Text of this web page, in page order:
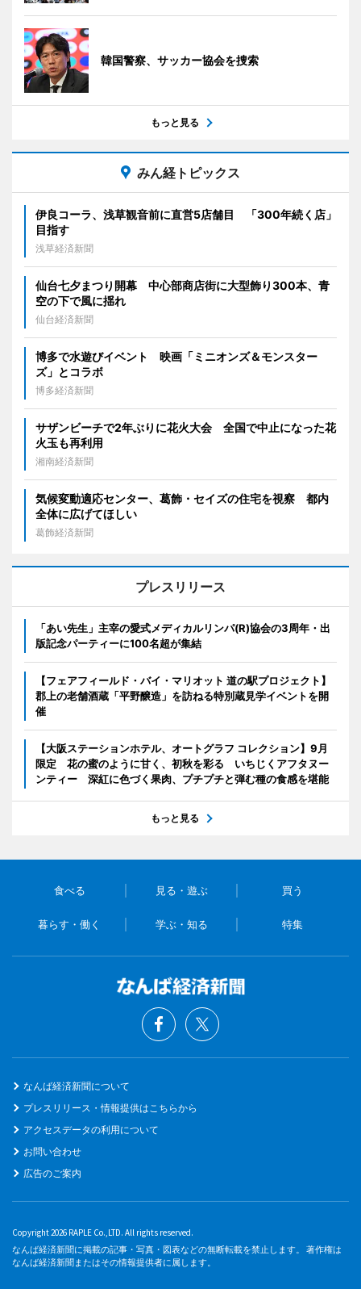
韓国警察、サッカー協会を捜索
もっと見る
みん経トピックス
伊良コーラ、浅草観音前に直営5店舗目 「300年続く店」
目指す
浅草経済新聞
仙台七夕まつり開幕 中心部商店街に大型飾り300本、青
空の下で風に揺れ
仙台経済新聞
博多で水遊びイベント 映画「ミニオンズ＆モンスター
ズ」とコラボ
博多経済新聞
サザンビーチで2年ぶりに花火大会 全国で中止になった花
火玉も再利用
湘南経済新聞
気候変動適応センター、葛飾・セイズの住宅を視察 都内
全体に広げてほしい
葛飾経済新聞
プレスリリース
「あい先生」主宰の愛式メディカルリンパ(R)協会の3周年・出
版記念パーティーに100名超が集結
【フェアフィールド・バイ・マリオット 道の駅プロジェクト】
郡上の老舗酒蔵「平野醸造」を訪ねる特別蔵見学イベントを開
催
【大阪ステーションホテル、オートグラフ コレクション】9月
限定 花の蜜のように甘く、初秋を彩る いちじくアフタヌー
ンティー 深紅に色づく果肉、プチプチと弾む種の食感を堪能
もっと見る
食べる 見る・遊ぶ 買う
暮らす・働く 学ぶ・知る 特集
なんば経済新聞について
プレスリリース・情報提供はこちらから
アクセスデータの利用について
お問い合わせ
広告のご案内
Copyright 2026 RAPLE Co.,LTD. All rights reserved.
なんば経済新聞に掲載の記事・写真・図表などの無断転載を禁止します。 著作権は
なんば経済新聞またはその情報提供者に属します。